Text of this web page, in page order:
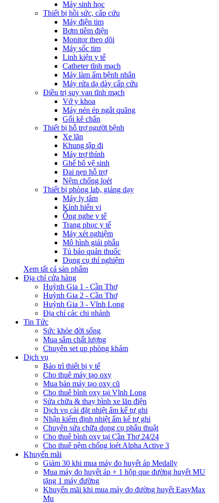
Máy sinh học
Thiết bị hồi sức, cấp cứu
Máy điện tim
Bơm tiêm điện
Monitor theo dõi
Máy sốc tim
Linh kiện y tế
Catheter tĩnh mạch
Máy làm ấm bệnh nhân
Máy rửa dạ dày cấp cứu
Điều trị suy van tĩnh mạch
Vớ y khoa
Máy nén ép ngắt quãng
Gối kê chân
Thiết bị hỗ trợ người bệnh
Xe lăn
Khung tập đi
Máy trợ thính
Ghế bô vệ sinh
Đai nẹp hỗ trợ
Nệm chống loét
Thiết bị phòng lab, giảng dạy
Máy ly tâm
Kính hiển vi
Ống nghe y tế
Trang phục y tế
Máy xét nghiệm
Mô hình giải phẫu
Tủ bảo quản thuốc
Dụng cụ thí nghiệm
Xem tất cả sản phẩm
Địa chỉ cửa hàng
Huỳnh Gia 1 - Cần Thơ
Huỳnh Gia 2 - Cần Thơ
Huỳnh Gia 3 - Vĩnh Long
Địa chỉ các chi nhánh
Tin Tức
Sức khỏe đời sống
Mua sắm chất lượng
Chuyên set up phòng khám
Dịch vụ
Bảo trì thiết bị y tế
Cho thuê máy tạo oxy
Mua bán máy tạo oxy cũ
Cho thuê bình oxy tại Vĩnh Long
Sửa chữa & thay bình xe lăn điện
Dịch vụ cài đặt nhiệt ẩm kế tự ghi
Nhận kiểm định nhiệt ẩm kế tự ghi
Chuyên sửa chữa dụng cụ phẫu thuật
Cho thuê bình oxy tại Cần Thơ 24/24
Cho thuê nệm chống loét Alpha Active 3
Khuyến mãi
Giảm 30 khi mua máy đo huyết áp Medally
Mua máy đo huyết áp + 1 hộp que đường huyết MU
tặng 1 máy đường
Khuyến mãi khi mua máy đo đường huyết EasyMax
Mu